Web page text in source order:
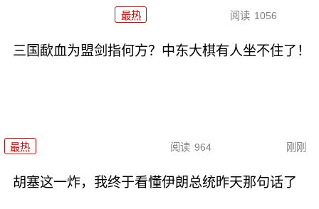
最热 阅读 1056
三国歃血为盟剑指何方？中东大棋有人坐不住了！
最热 阅读 964 刚刚
胡塞这一炸，我终于看懂伊朗总统昨天那句话了